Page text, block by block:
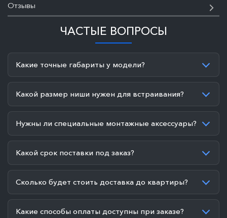
Отзывы
ЧАСТЫЕ ВОПРОСЫ
Какие точные габариты у модели?
Какой размер ниши нужен для встраивания?
Нужны ли специальные монтажные аксессуары?
Какой срок поставки под заказ?
Сколько будет стоить доставка до квартиры?
Какие способы оплаты доступны при заказе?